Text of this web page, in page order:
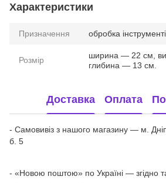
Характеристики
Призначення обробка
Розмір
ширина — 22 см,
глибина — 13 см.
Доставка Оплата
- Самовивіз з нашого магазину — м.
б. 5
- «Новою поштою» по Україні — згідно